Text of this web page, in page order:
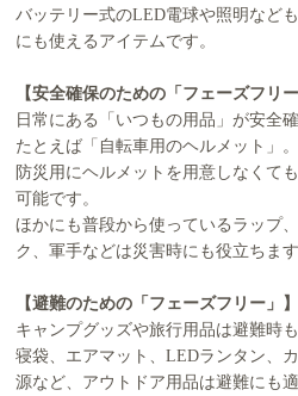
バッテリー式のLED電球や照明など
にも使えるアイテムです。
【安全確保のための「フェーズフリー
日常にある「いつもの用品」が安全
たとえば「自転車用のヘルメット」。
防災用にヘルメットを用意しなくて
可能です。
ほかにも普段から使っているラップ
ク、軍手などは災害時にも役立ちます
【避難のための「フェーズフリー」】
キャンプグッズや旅行用品は避難時
寝袋、エアマット、LEDランタン、
源など、アウトドア用品は避難にも